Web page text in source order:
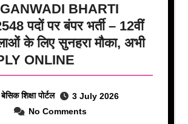
BHARTI
पदों पर बंपर भर्ती – 12वीं
के लिए सुनहरा मौका, अभी
ONLINE
बेसिक शिक्षा पोर्टल
3 July 2026
No Comments